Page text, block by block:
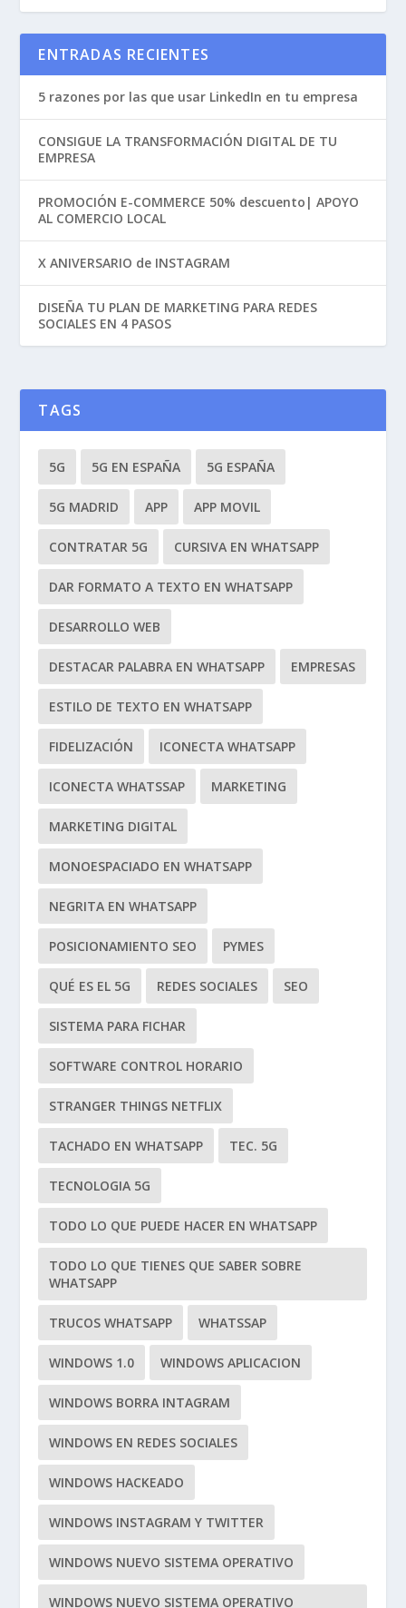
ENTRADAS RECIENTES
5 razones por las que usar LinkedIn en tu empresa
CONSIGUE LA TRANSFORMACIÓN DIGITAL DE TU
EMPRESA
PROMOCIÓN E-COMMERCE 50% descuento| APOYO
AL COMERCIO LOCAL
X ANIVERSARIO de INSTAGRAM
DISEÑA TU PLAN DE MARKETING PARA REDES
SOCIALES EN 4 PASOS
TAGS
5G 5G EN ESPAÑA 5G ESPAÑA
5G MADRID APP APP MOVIL
CONTRATAR 5G CURSIVA EN WHATSAPP
DAR FORMATO A TEXTO EN WHATSAPP
DESARROLLO WEB
DESTACAR PALABRA EN WHATSAPP EMPRESAS
ESTILO DE TEXTO EN WHATSAPP
FIDELIZACIÓN ICONECTA WHATSAPP
ICONECTA WHATSSAP MARKETING
MARKETING DIGITAL
MONOESPACIADO EN WHATSAPP
NEGRITA EN WHATSAPP
POSICIONAMIENTO SEO PYMES
QUÉ ES EL 5G REDES SOCIALES SEO
SISTEMA PARA FICHAR
SOFTWARE CONTROL HORARIO
STRANGER THINGS NETFLIX
TACHADO EN WHATSAPP TEC. 5G
TECNOLOGIA 5G
TODO LO QUE PUEDE HACER EN WHATSAPP
TODO LO QUE TIENES QUE SABER SOBRE
WHATSAPP
TRUCOS WHATSAPP WHATSSAP
WINDOWS 1.0 WINDOWS APLICACION
WINDOWS BORRA INTAGRAM
WINDOWS EN REDES SOCIALES
WINDOWS HACKEADO
WINDOWS INSTAGRAM Y TWITTER
WINDOWS NUEVO SISTEMA OPERATIVO
WINDOWS NUEVO SISTEMA OPERATIVO